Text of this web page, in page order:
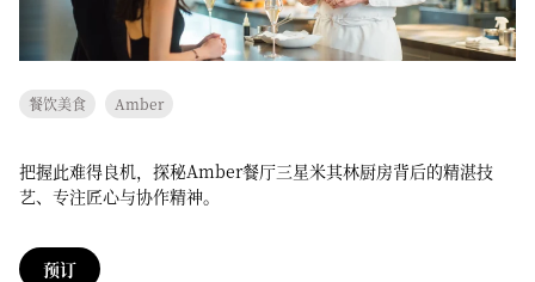
餐饮美食 Amber
把握此难得良机，探秘Amber餐厅三星米其林厨房背后的精湛技
艺、专注匠心与协作精神。
预订